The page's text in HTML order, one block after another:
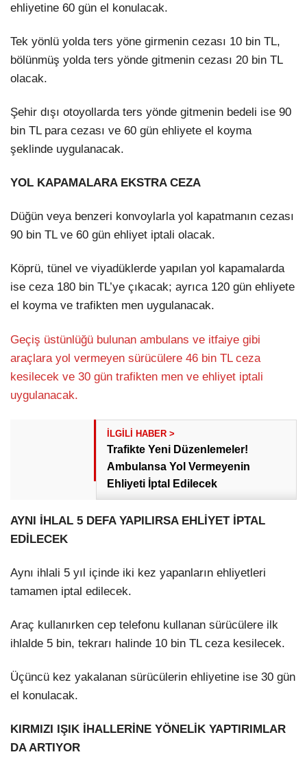
ehliyetine 60 gün el konulacak.
Tek yönlü yolda ters yöne girmenin cezası 10 bin TL,
bölünmüş yolda ters yönde gitmenin cezası 20 bin TL
olacak.
Şehir dışı otoyollarda ters yönde gitmenin bedeli ise 90
bin TL para cezası ve 60 gün ehliyete el koyma
şeklinde uygulanacak.
YOL KAPAMALARA EKSTRA CEZA
Düğün veya benzeri konvoylarla yol kapatmanın cezası
90 bin TL ve 60 gün ehliyet iptali olacak.
Köprü, tünel ve viyadüklerde yapılan yol kapamalarda
ise ceza 180 bin TL’ye çıkacak; ayrıca 120 gün ehliyete
el koyma ve trafikten men uygulanacak.
Geçiş üstünlüğü bulunan ambulans ve itfaiye gibi
araçlara yol vermeyen sürücülere 46 bin TL ceza
kesilecek ve 30 gün trafikten men ve ehliyet iptali
uygulanacak.
Trafikte Yeni Düzenlemeler!
Ambulansa Yol Vermeyenin
Ehliyeti İptal Edilecek
AYNI İHLAL 5 DEFA YAPILIRSA EHLİYET İPTAL
EDİLECEK
Aynı ihlali 5 yıl içinde iki kez yapanların ehliyetleri
tamamen iptal edilecek.
Araç kullanırken cep telefonu kullanan sürücülere ilk
ihlalde 5 bin, tekrarı halinde 10 bin TL ceza kesilecek.
Üçüncü kez yakalanan sürücülerin ehliyetine ise 30 gün
el konulacak.
KIRMIZI IŞIK İHALLERİNE YÖNELİK YAPTIRIMLAR
DA ARTIYOR